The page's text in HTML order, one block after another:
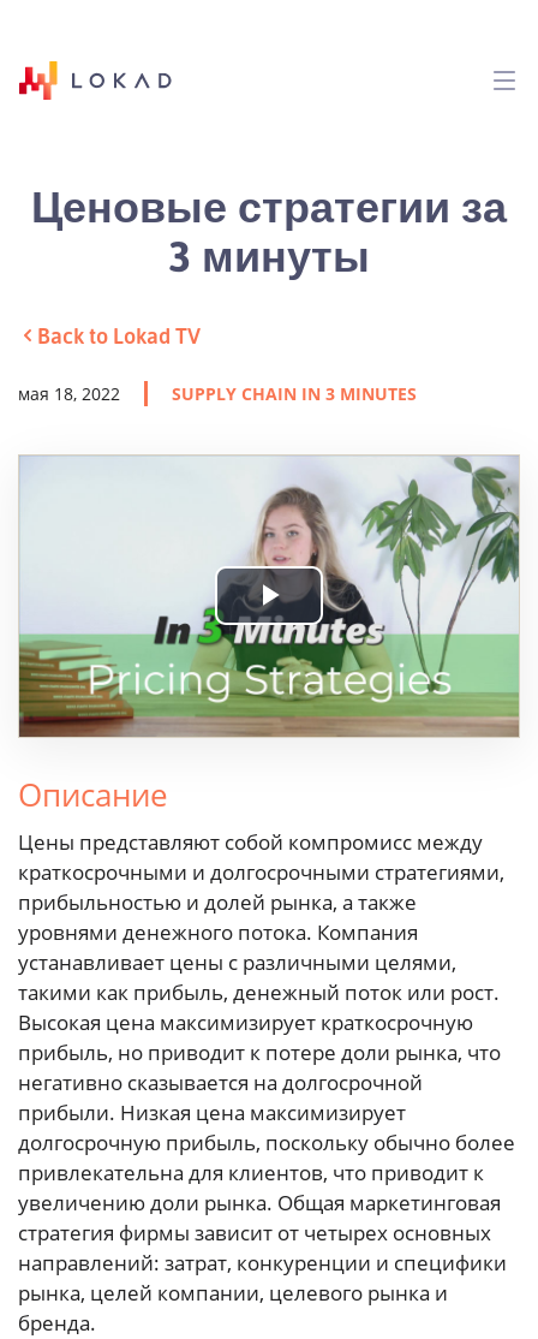
Ценовые стратегии за
3 минуты
Back to Lokad TV
мая 18, 2022 SUPPLY CHAIN IN 3 MINUTES
Play
Video
Описание
Цены представляют собой компромисс между
краткосрочными и долгосрочными стратегиями,
прибыльностью и долей рынка, а также
уровнями денежного потока. Компания
устанавливает цены с различными целями,
такими как прибыль, денежный поток или рост.
Высокая цена максимизирует краткосрочную
прибыль, но приводит к потере доли рынка, что
негативно сказывается на долгосрочной
прибыли. Низкая цена максимизирует
долгосрочную прибыль, поскольку обычно более
привлекательна для клиентов, что приводит к
увеличению доли рынка. Общая маркетинговая
стратегия фирмы зависит от четырех основных
направлений: затрат, конкуренции и специфики
рынка, целей компании, целевого рынка и
бренда.